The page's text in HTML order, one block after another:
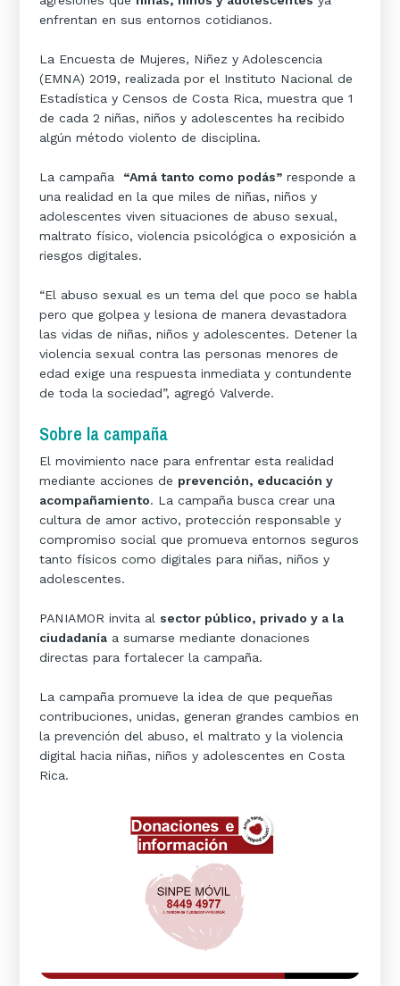
enfrentan en sus entornos cotidianos.
La Encuesta de Mujeres, Niñez y Adolescencia
(EMNA) 2019, realizada por el Instituto Nacional de
Estadística y Censos de Costa Rica, muestra que 1
de cada 2 niñas, niños y adolescentes ha recibido
algún método violento de disciplina.
La campaña “Amá tanto como podás” responde a
una realidad en la que miles de niñas, niños y
adolescentes viven situaciones de abuso sexual,
maltrato físico, violencia psicológica o exposición a
riesgos digitales.
“El abuso sexual es un tema del que poco se habla
pero que golpea y lesiona de manera devastadora
las vidas de niñas, niños y adolescentes. Detener la
violencia sexual contra las personas menores de
edad exige una respuesta inmediata y contundente
de toda la sociedad”, agregó Valverde.
Sobre la campaña
El movimiento nace para enfrentar esta realidad
mediante acciones de prevención, educación y
acompañamiento. La campaña busca crear una
cultura de amor activo, protección responsable y
compromiso social que promueva entornos seguros
tanto físicos como digitales para niñas, niños y
adolescentes.
PANIAMOR invita al sector público, privado y a la
ciudadanía a sumarse mediante donaciones
directas para fortalecer la campaña.
La campaña promueve la idea de que pequeñas
contribuciones, unidas, generan grandes cambios en
la prevención del abuso, el maltrato y la violencia
digital hacia niñas, niños y adolescentes en Costa
Rica.